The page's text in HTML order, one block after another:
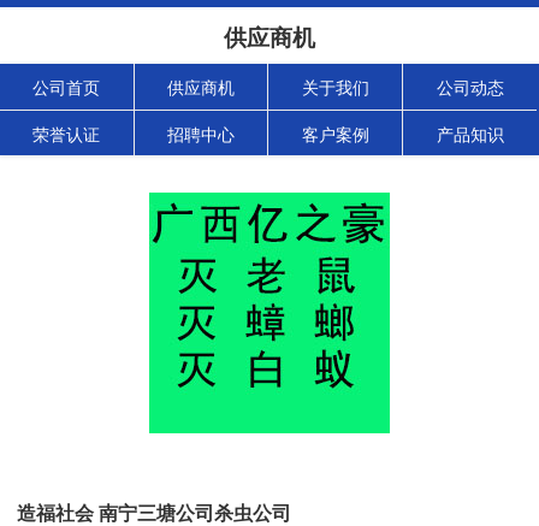
供应商机
公司首页 供应商机 关于我们 公司动态
荣誉认证 招聘中心 客户案例 产品知识
造福社会 南宁三塘公司杀虫公司